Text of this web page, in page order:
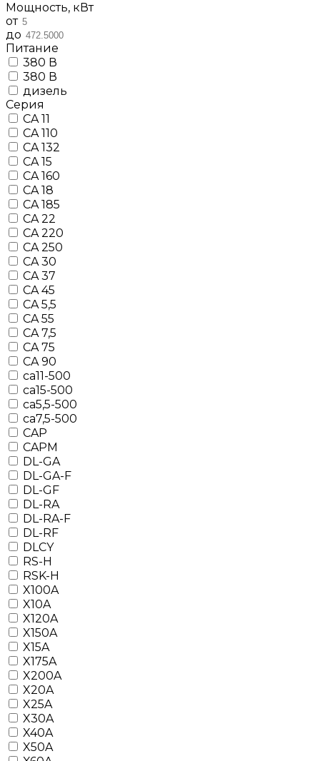
Мощность, кВт
от
до
Питание
380 В
380 В
дизель
Серия
CA 11
CA 110
CA 132
CA 15
CA 160
CA 18
CA 185
CA 22
CA 220
CA 250
CA 30
CA 37
CA 45
CA 5,5
CA 55
CA 7,5
CA 75
CA 90
ca11-500
ca15-500
ca5,5-500
ca7,5-500
CAP
CAPM
DL-GA
DL-GA-F
DL-GF
DL-RA
DL-RA-F
DL-RF
DLCY
RS-H
RSK-H
X100A
X10A
X120A
X150A
X15A
X175A
X200A
X20A
X25A
X30A
X40A
X50A